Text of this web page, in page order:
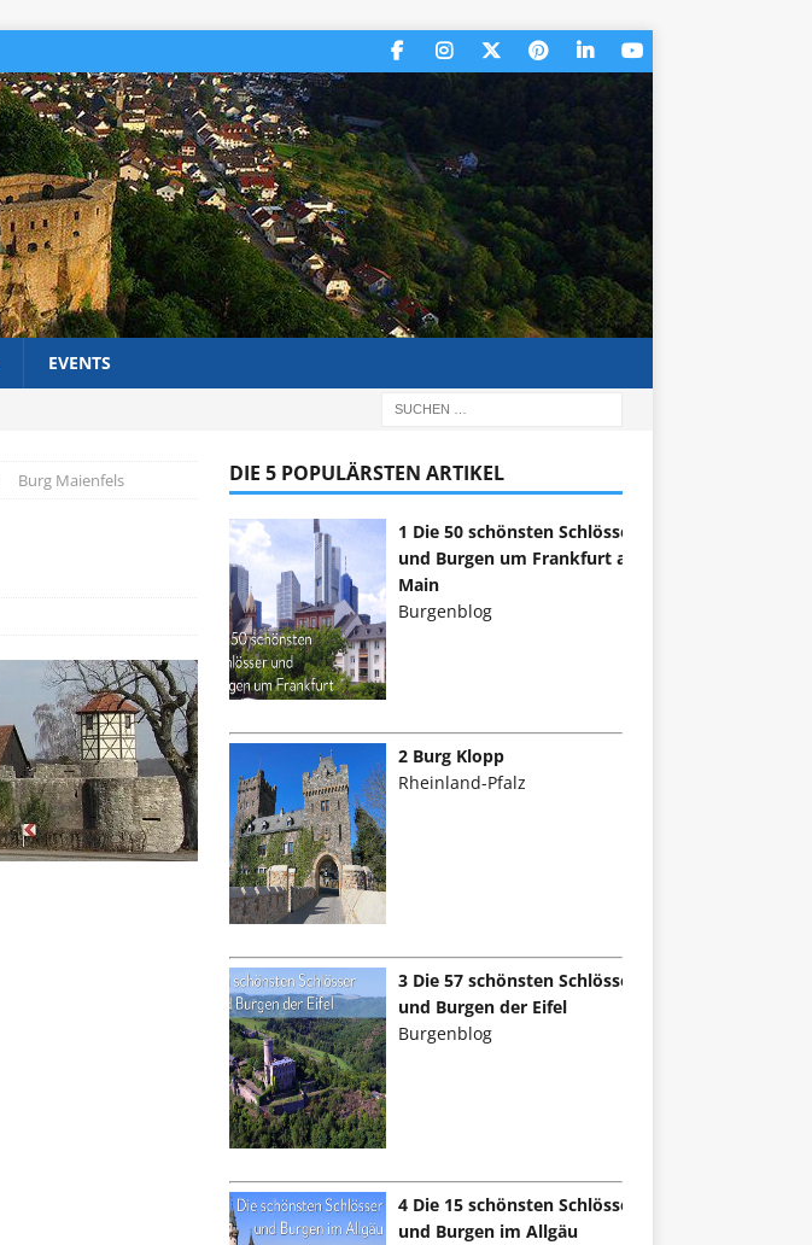
EVENTS
Burg Maienfels DIE 5 POPULÄRSTEN ARTIKEL
1 Die 50 schönsten Schlösser
und Burgen um Frankfurt am
Main
Burgenblog
2 Burg Klopp
Rheinland-Pfalz
3 Die 57 schönsten Schlösser
und Burgen der Eifel
Burgenblog
4 Die 15 schönsten Schlösser
und Burgen im Allgäu